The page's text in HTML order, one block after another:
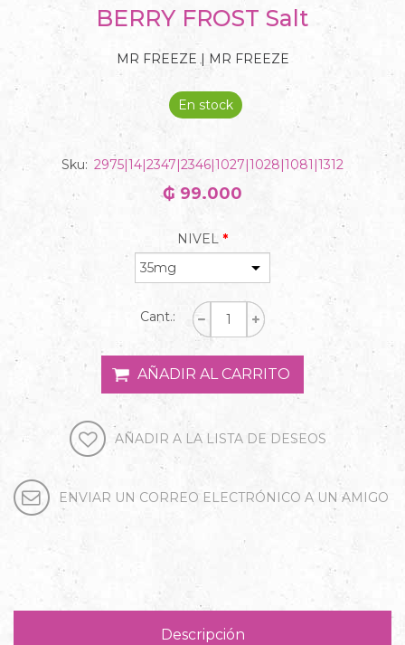
BERRY FROST Salt
MR FREEZE | MR FREEZE
En stock
Sku: 2975|14|2347|2346|1027|1028|1081|1312
₲ 99.000
NIVEL *
Cant.:
Descripción